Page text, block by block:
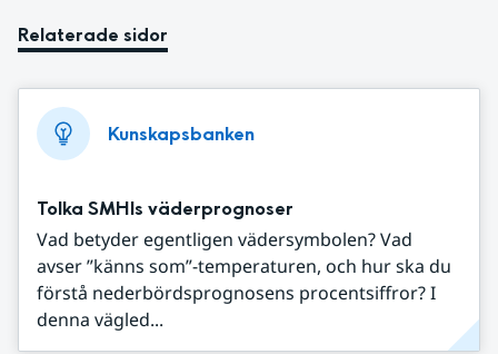
Relaterade sidor
Kunskapsbanken
Tolka SMHIs väderprognoser
Vad betyder egentligen vädersymbolen? Vad
avser ”känns som”-temperaturen, och hur ska du
förstå nederbördsprognosens procentsiffror? I
denna vägled...